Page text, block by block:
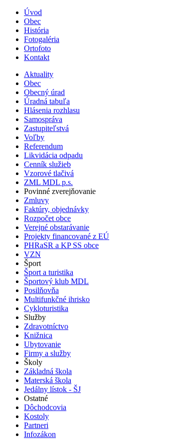
Úvod
Obec
História
Fotogaléria
Ortofoto
Kontakt
Aktuality
Obec
Obecný úrad
Úradná tabuľa
Hlásenia rozhlasu
Samospráva
Zastupiteľstvá
Voľby
Referendum
Likvidácia odpadu
Cenník služieb
Vzorové tlačivá
ZML MDL p.s.
Povinné zverejňovanie
Zmluvy
Faktúry, objednávky
Rozpočet obce
Verejné obstarávanie
Projekty financované z EÚ
PHRaSR a KP SS obce
VZN
Šport
Šport a turistika
Športový klub MDL
Posilňovňa
Multifunkčné ihrisko
Cykloturistika
Služby
Zdravotníctvo
Knižnica
Ubytovanie
Firmy a služby
Školy
Základná škola
Materská škola
Jedálny lístok - ŠJ
Ostatné
Dôchodcovia
Kostoly
Partneri
Infozákon